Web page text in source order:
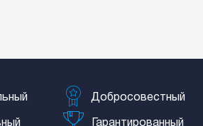
Добросовестный
Гарантированный